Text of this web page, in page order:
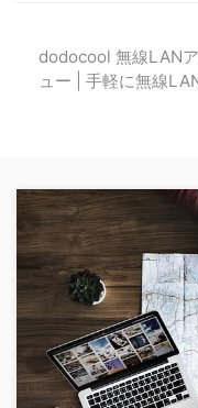
dodocool 無線LAN
ュー | 手軽に無線